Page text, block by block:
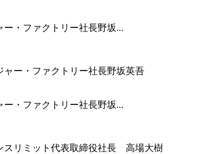
・ファクトリー社長野坂...
・ファクトリー社長野坂...